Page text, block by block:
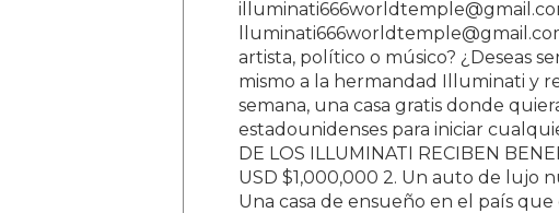
artista, político o músico? ¿Deseas
mismo a la hermandad Illuminati y
semana, una casa gratis donde
estadounidenses para iniciar
DE LOS ILLUMINATI RECIBEN
USD $1,000,000 2. Un auto de lujo
Una casa de ensueño en el país